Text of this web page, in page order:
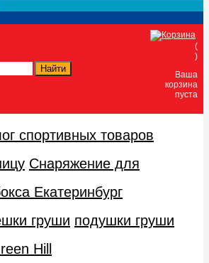
(
)
Ваша
корзина
пуста
спортивных товаров
Снаряжение для
Екатеринбург
груши подушки груши
Hill